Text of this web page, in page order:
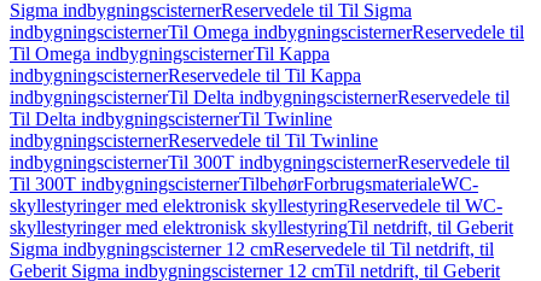
Sigma indbygningscisternerReservedele til Til Sigma
indbygningscisternerTil Omega indbygningscisternerReservedele til
Til Omega indbygningscisternerTil Kappa
indbygningscisternerReservedele til Til Kappa
indbygningscisternerTil Delta indbygningscisternerReservedele til
Til Delta indbygningscisternerTil Twinline
indbygningscisternerReservedele til Til Twinline
indbygningscisternerTil 300T indbygningscisternerReservedele til
Til 300T indbygningscisternerTilbehørForbrugsmaterialeWC-
skyllestyringer med elektronisk skyllestyringReservedele til WC-
skyllestyringer med elektronisk skyllestyringTil netdrift, til Geberit
Sigma indbygningscisterner 12 cmReservedele til Til netdrift, til
Geberit Sigma indbygningscisterner 12 cmTil netdrift, til Geberit